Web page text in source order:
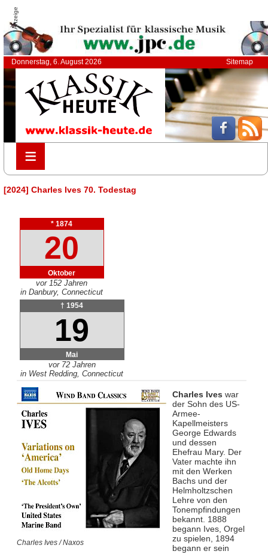
Anzeige
Donnerstag, 6. August 2026 Sitemap
≡
≡
[2024] Charles Ives 70. Todestag
* 1874
20
Oktober
vor 152 Jahren
in Danbury, Connecticut
† 1954
19
Mai
vor 72 Jahren
in West Redding, Connecticut
Charles Ives / Naxos
Charles Ives war
der Sohn des US-
Armee-
Kapellmeisters
George Edwards
und dessen
Ehefrau Mary. Der
Vater machte ihn
mit den Werken
Bachs und der
Helmholtzschen
Lehre von den
Tonempfindungen
bekannt. 1888
begann Ives, Orgel
zu spielen, 1894
begann er sein